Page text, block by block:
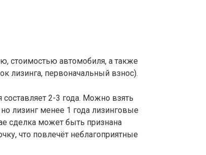
стоимостью автомобиля, а также
лизинга, первоначальный взнос).
2-3 года. Можно взять
лизинг менее 1 года лизинговые
сделка может быть признана
что повлечёт неблагоприятные